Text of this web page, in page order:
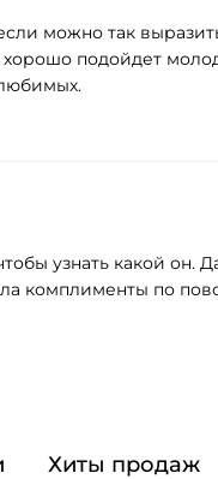
можно так
хорошо подойдет
узнать какой
комплименты по
Хиты продаж